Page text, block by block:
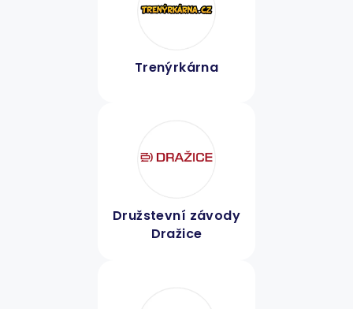
Trenýrkárna
Družstevní závody
Dražice